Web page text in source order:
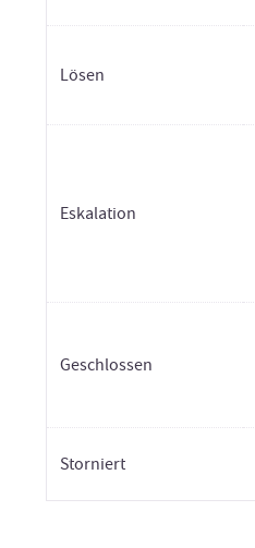
Lösen
Eskalation
Geschlossen
Storniert